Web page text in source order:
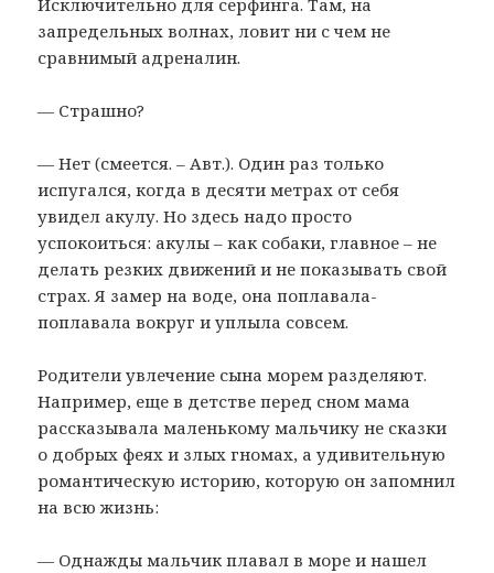
запредельных волнах, ловит ни с чем не
сравнимый адреналин.
— Страшно?
— Нет (смеется. – Авт.). Один раз только
испугался, когда в десяти метрах от себя
увидел акулу. Но здесь надо просто
успокоиться: акулы – как собаки, главное – не
делать резких движений и не показывать свой
страх. Я замер на воде, она поплавала-
поплавала вокруг и уплыла совсем.
Родители увлечение сына морем разделяют.
Например, еще в детстве перед сном мама
рассказывала маленькому мальчику не сказки
о добрых феях и злых гномах, а удивительную
романтическую историю, которую он запомнил
на всю жизнь:
— Однажды мальчик плавал в море и нашел